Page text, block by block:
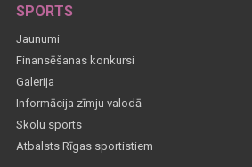
SPORTS
Jaunumi
Finansēšanas konkursi
Galerija
Informācija zīmju valodā
Skolu sports
Atbalsts Rīgas sportistiem